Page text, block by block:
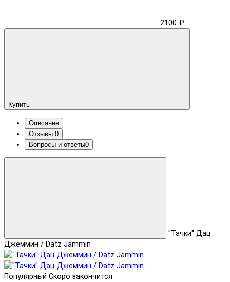
2100 ₽
Купить
Описание
Отзывы 0
Вопросы и ответы0
"Тачки" Дац
Джеммин / Datz Jammin
Популярный Скоро закончится